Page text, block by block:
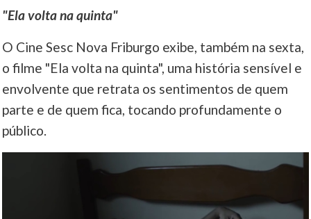
"Ela volta na quinta"
O Cine Sesc Nova Friburgo exibe, também na sexta,
o filme "Ela volta na quinta", uma história sensível e
envolvente que retrata os sentimentos de quem
parte e de quem fica, tocando profundamente o
público.